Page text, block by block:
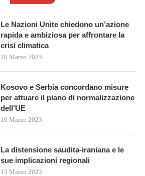
Le Nazioni Unite chiedono un’azione
rapida e ambiziosa per affrontare la
crisi climatica
20 Marzo 2023
Kosovo e Serbia concordano misure
per attuare il piano di normalizzazione
dell’UE
19 Marzo 2023
La distensione saudita-iraniana e le
sue implicazioni regionali
13 Marzo 2023